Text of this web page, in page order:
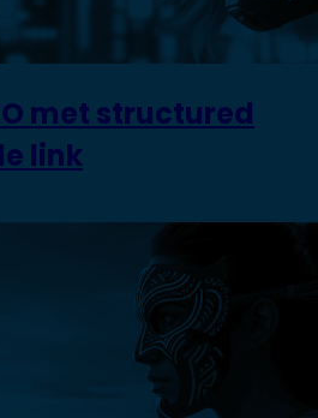
met structured
link